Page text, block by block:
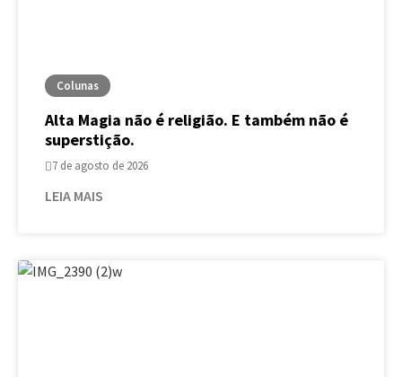
Colunas
Alta Magia não é religião. E também não é
superstição.
7 de agosto de 2026
LEIA MAIS